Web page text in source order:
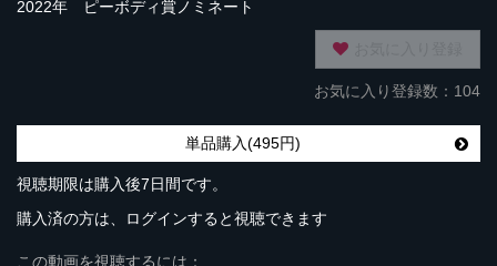
2022年 ピーボディ賞ノミネート
お気に入り登録数：104
単品購入(495円)
視聴期限は購入後7日間です。
購入済の方は、ログインすると視聴できます
この動画を視聴するには：